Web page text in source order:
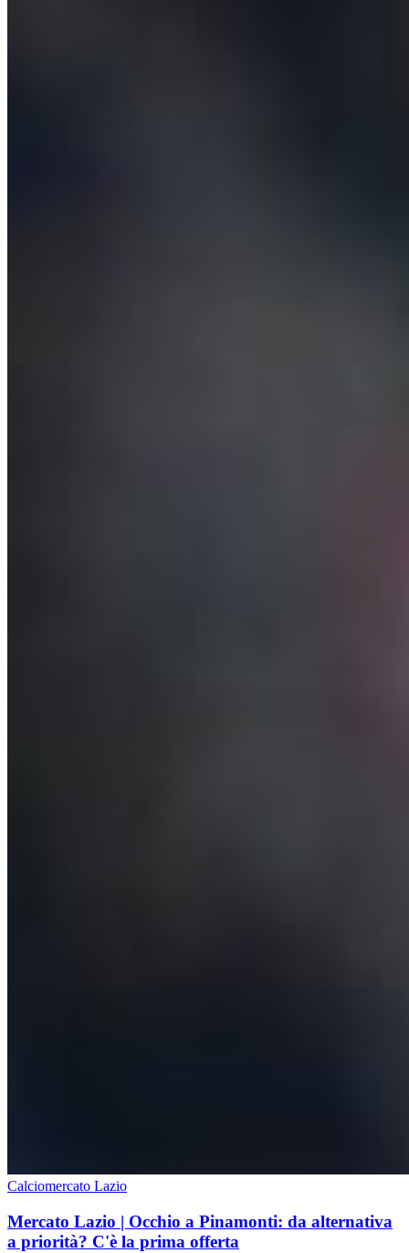
Calciomercato Lazio
Mercato Lazio | Occhio a Pinamonti: da alternativa
a priorità? C'è la prima offerta